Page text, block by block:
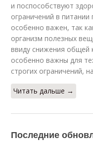
и поспособствуют
ограничений в
особенно важен, так
организм полезных
ввиду снижения общей
особенно важны для
строгих ограничений,
Читать дальше →
Последние